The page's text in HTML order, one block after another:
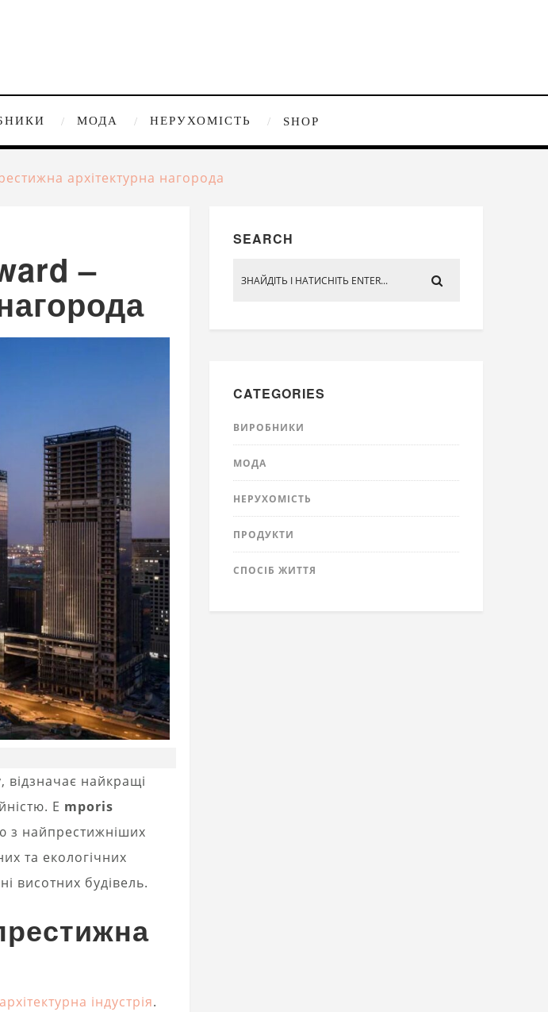
МОДА НЕРУХОМІСТЬ SHOP
архітектурна нагорода
–
найкращі
E mporis
з найпрестижніших
та екологічних
висотних будівель.
архітектурна індустрія.
SEARCH
CATEGORIES
ВИРОБНИКИ
МОДА
НЕРУХОМІСТЬ
ПРОДУКТИ
СПОСІБ ЖИТТЯ